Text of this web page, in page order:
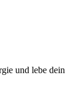
und lebe dein